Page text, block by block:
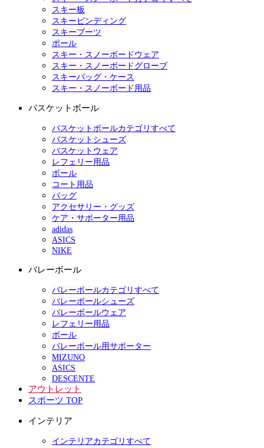
スキー板
スキービンディング
スキーブーツ
ポール
スキー・スノーボードウェア
スキー・スノーボードグローブ
スキーバッグ・ケース
スキー・スノーボード用品
バスケットボール
バスケットボールカテゴリすべて
バスケットシューズ
バスケットウェア
レフェリー用品
ボール
コート用品
バッグ
アクセサリー・グッズ
ケア・サポーター用品
adidas
ASICS
NIKE
バレーボール
バレーボールカテゴリすべて
バレーボールシューズ
バレーボールウェア
レフェリー用品
ボール
バレーボール用サポーター
MIZUNO
ASICS
DESCENTE
アウトレット
スポーツ TOP
インテリア
インテリアカテゴリすべて